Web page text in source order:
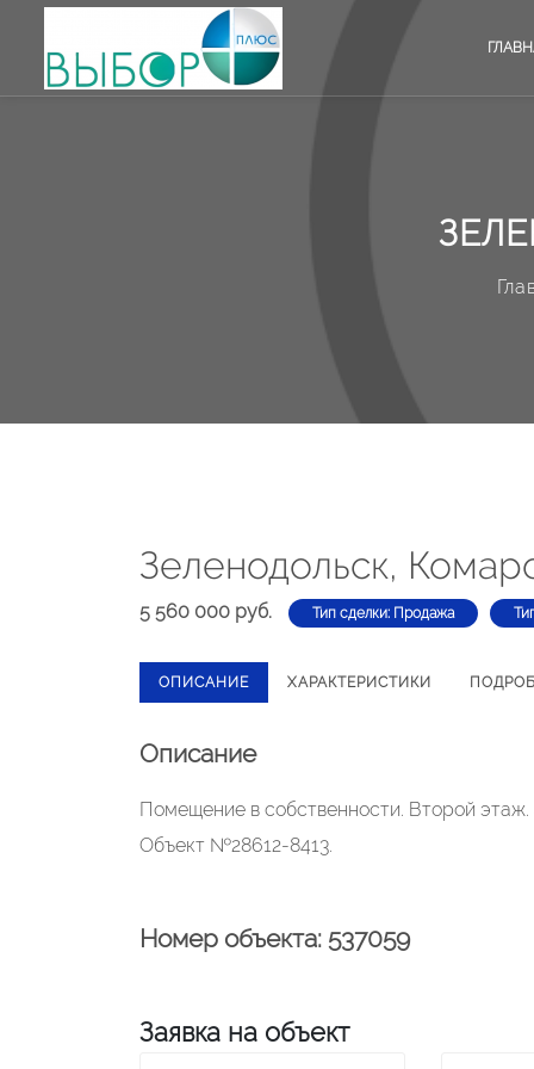
Зеленодольск,
5 560 000 руб. Тип сделки: Продажа
ОПИСАНИЕ ХАРАКТЕРИСТИКИ
Описание
Помещение в собственности. Второй этаж.
Объект №28612-8413.
Номер объекта: 537059
Заявка на объект